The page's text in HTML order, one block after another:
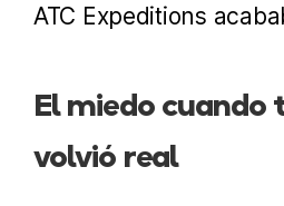
ATC Expeditions
El miedo cuando
volvió real